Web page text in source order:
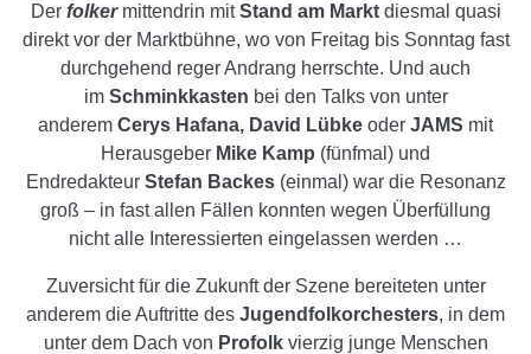
Der folker mittendrin mit Stand am Markt diesmal quasi
direkt vor der Marktbühne, wo von Freitag bis Sonntag fast
durchgehend reger Andrang herrschte. Und auch
im Schminkkasten bei den Talks von unter
anderem Cerys Hafana, David Lübke oder JAMS mit
Herausgeber Mike Kamp (fünfmal) und
Endredakteur Stefan Backes (einmal) war die Resonanz
groß – in fast allen Fällen konnten wegen Überfüllung
nicht alle Interessierten eingelassen werden …
Zuversicht für die Zukunft der Szene bereiteten unter
anderem die Auftritte des Jugendfolkorchesters, in dem
unter dem Dach von Profolk vierzig junge Menschen